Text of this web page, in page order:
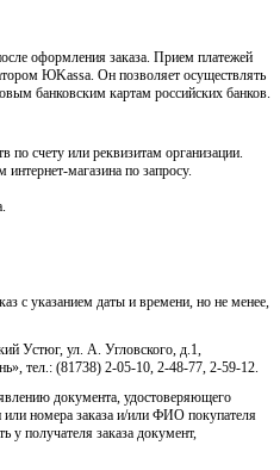
оформления заказа. Прием платежей
ЮKassa. Он позволяет осуществлять
банковским картам российских банков.
по счету или реквизитам организации.
магазина по запросу.
с указанием даты и времени, но не менее,
Устюг, ул. А. Угловского, д.1,
тел.: (81738) 2-05-10, 2-48-77, 2-59-12.
документа, удостоверяющего
или номера заказа и/или ФИО покупателя
у получателя заказа документ,